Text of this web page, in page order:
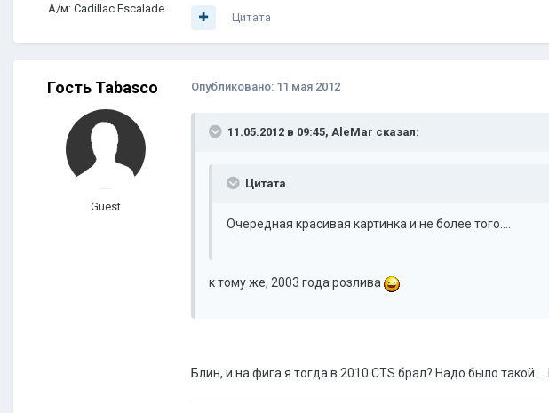
А/м: Cadillac Escalade
Цитата
Гость Tabasco
Guest
Опубликовано: 11 мая 2012
11.05.2012 в 09:45, AleMar сказал:
Цитата
Очередная красивая картинка и не более того....
к тому же, 2003 года розлива
Блин, и на фига я тогда в 2010 CTS брал? Надо было